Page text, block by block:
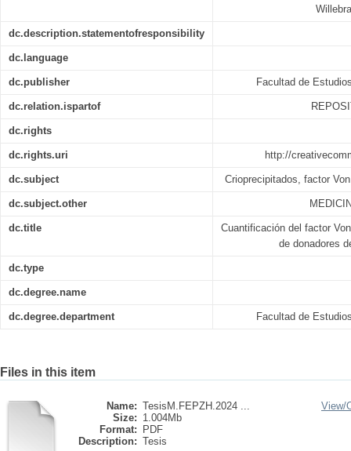
dc.description.statementofresponsibility
dc.language
dc.publisher Facultad de
dc.relation.ispartof
dc.rights
dc.rights.uri http://
dc.subject Crioprecipitados, factor
dc.subject.other
dc.title
Cuantificación del factor
de donadores
dc.type
dc.degree.name
dc.degree.department Facultad de
Files in this item
Name: TesisM.FEPZH.2024 ...
Size: 1.004Mb
Format:
PDF
Description: Tesis
View/